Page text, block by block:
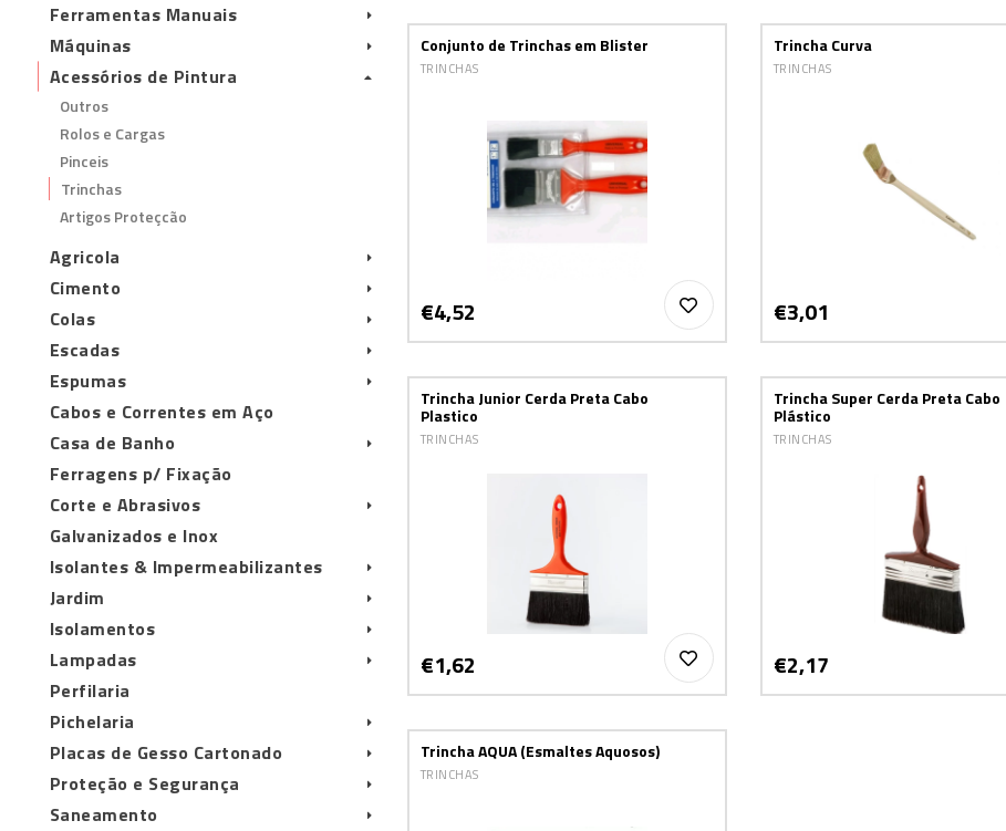
Ferramentas Manuais
Máquinas
Acessórios de Pintura
Outros
Rolos e Cargas
Pinceis
Trinchas
Artigos Proteçcão
Agricola
Cimento
Colas
Escadas
Espumas
Cabos e Correntes em Aço
Casa de Banho
Ferragens p/ Fixação
Corte e Abrasivos
Galvanizados e Inox
Isolantes & Impermeabilizantes
Jardim
Isolamentos
Lampadas
Perfilaria
Pichelaria
Placas de Gesso Cartonado
Proteção e Segurança
Saneamento
Conjunto de Trinchas em Blister
TRINCHAS
€4,52
Trincha Curva
TRINCHAS
€3,01
Trincha Junior Cerda Preta Cabo
Plastico
TRINCHAS
€1,62
Trincha Super Cerda Preta Cabo
Plástico
TRINCHAS
€2,17
Trincha AQUA (Esmaltes Aquosos)
TRINCHAS